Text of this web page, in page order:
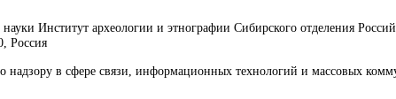
науки Институт археологии и этнографии Сибирского отделения
Россия
надзору в сфере связи, информационных технологий и массовых